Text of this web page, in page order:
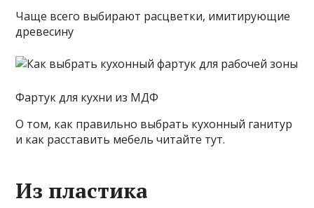
Чаще всего выбирают расцветки, имитирующие
древесину
Фартук для кухни из МДФ
О том, как правильно выбрать кухонный ганитур
и как расставить мебель читайте тут.
Из пластика